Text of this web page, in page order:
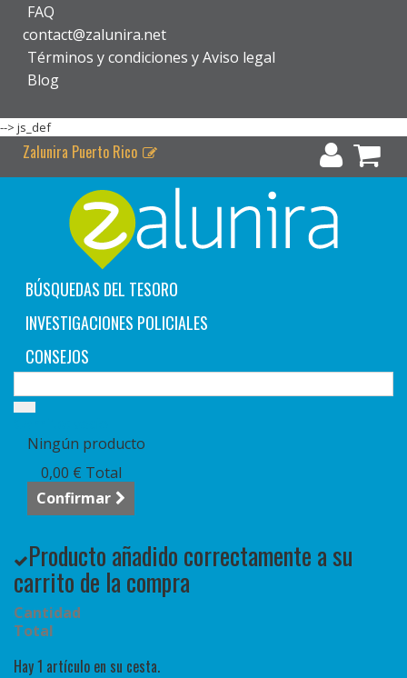
FAQ
contact@zalunira.net
Términos y condiciones y Aviso legal
Blog
--> js_def
Zalunira Puerto Rico
BÚSQUEDAS DEL TESORO
INVESTIGACIONES POLICIALES
CONSEJOS
Ningún producto
0,00 € Total
Confirmar
Producto añadido correctamente a su
carrito de la compra
Cantidad
Total
Hay 1 artículo en su cesta.